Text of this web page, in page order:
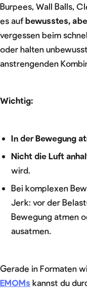
Burpees, Wall Balls,
es aufbewusstes,
vergessen beim
oder halten
anstrengenden
Wichtig:
In der Bewegung
Nicht die Luft
wird.
Bei komplexen
Jerk: vor der
Bewegung atmen
ausatmen.
Gerade in Formaten
EMOMs kannst du